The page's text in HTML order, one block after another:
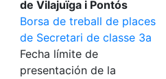
de Vilajuïga i Pontós
Borsa de treball de places
de Secretari de classe 3a
Fecha límite de
presentación de la